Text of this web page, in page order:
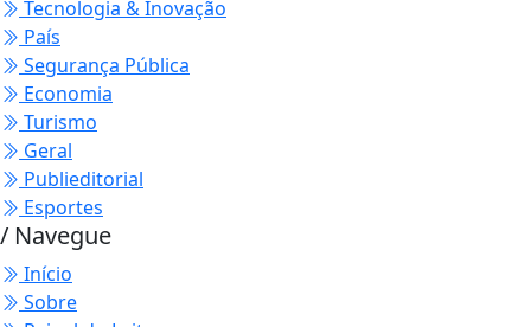
Tecnologia & Inovação
País
Segurança Pública
Economia
Turismo
Geral
Publieditorial
Esportes
/ Navegue
Início
Sobre